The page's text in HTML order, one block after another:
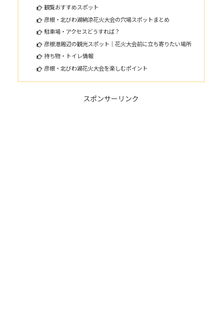
観覧おすすめスポット
彦根・北びわ湖納涼花火大会の穴場スポットまとめ
駐車場・アクセスどうすれば？
彦根港周辺の観光スポット｜花火大会前に立ち寄りたい場所
持ち物・トイレ情報
彦根・北びわ湖花火大会を楽しむポイント
スポンサーリンク